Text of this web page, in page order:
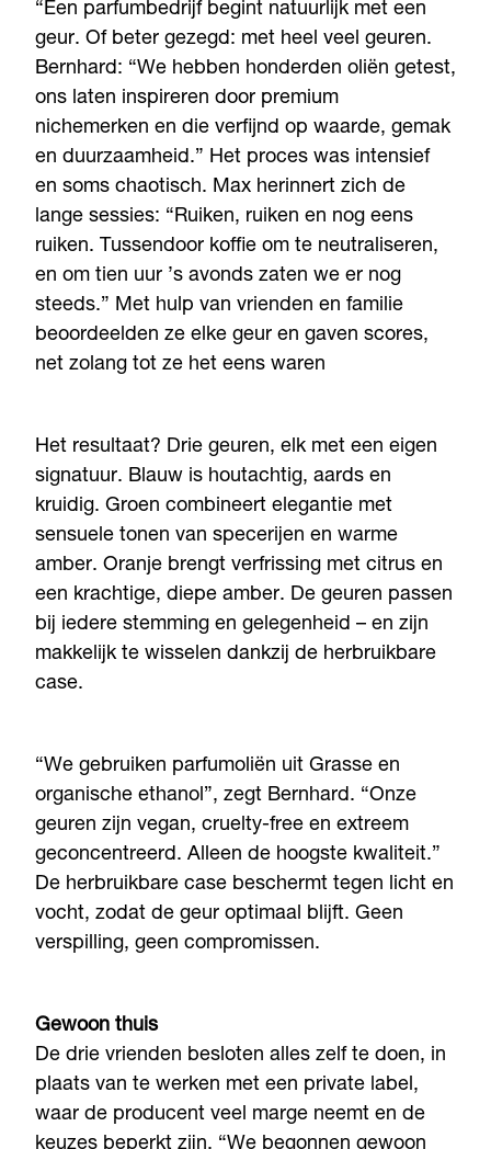
“Een parfumbedrijf begint natuurlijk met een
geur. Of beter gezegd: met heel veel geuren.
Bernhard: “We hebben honderden oliën getest,
ons laten inspireren door premium
nichemerken en die verfijnd op waarde, gemak
en duurzaamheid.” Het proces was intensief
en soms chaotisch. Max herinnert zich de
lange sessies: “Ruiken, ruiken en nog eens
ruiken. Tussendoor koffie om te neutraliseren,
en om tien uur ’s avonds zaten we er nog
steeds.” Met hulp van vrienden en familie
beoordeelden ze elke geur en gaven scores,
net zolang tot ze het eens waren
Het resultaat? Drie geuren, elk met een eigen
signatuur. Blauw is houtachtig, aards en
kruidig. Groen combineert elegantie met
sensuele tonen van specerijen en warme
amber. Oranje brengt verfrissing met citrus en
een krachtige, diepe amber. De geuren passen
bij iedere stemming en gelegenheid – en zijn
makkelijk te wisselen dankzij de herbruikbare
case.
“We gebruiken parfumoliën uit Grasse en
organische ethanol”, zegt Bernhard. “Onze
geuren zijn vegan, cruelty-free en extreem
geconcentreerd. Alleen de hoogste kwaliteit.”
De herbruikbare case beschermt tegen licht en
vocht, zodat de geur optimaal blijft. Geen
verspilling, geen compromissen.
Gewoon thuis
De drie vrienden besloten alles zelf te doen, in
plaats van te werken met een private label,
waar de producent veel marge neemt en de
keuzes beperkt zijn. “We begonnen gewoon